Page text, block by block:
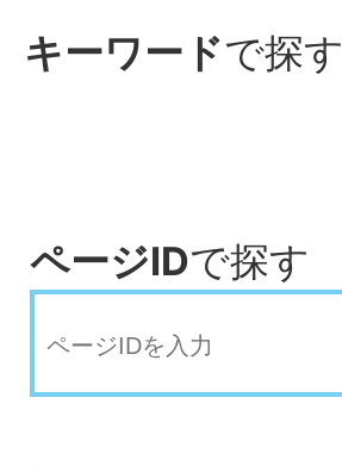
キーワードで探す
ページIDで探す